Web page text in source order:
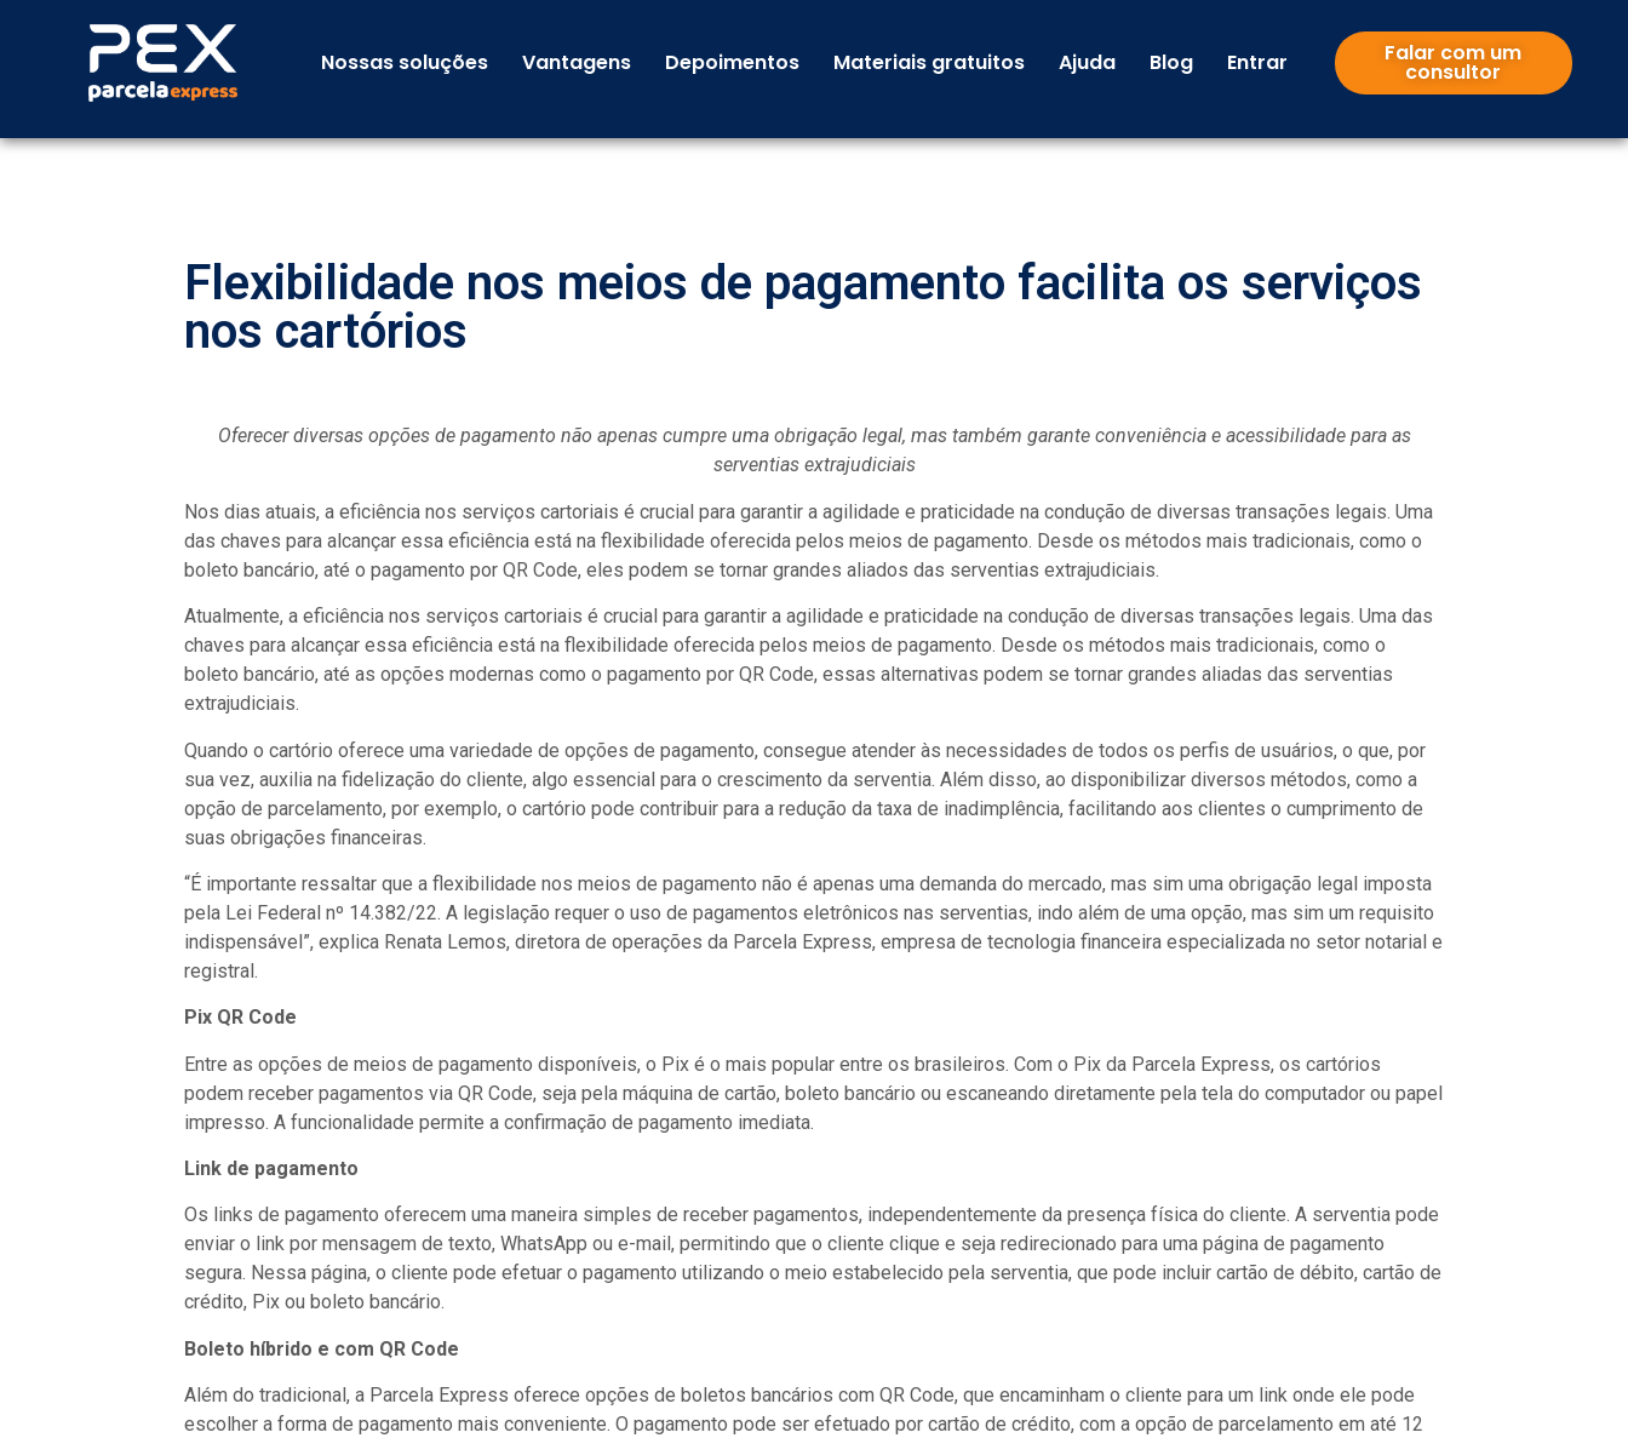
Nossas soluções Vantagens Depoimentos Materiais gratuitos Ajuda Blog Entrar Falar com um
consultor
Flexibilidade nos meios de pagamento facilita os serviços
nos cartórios
Oferecer diversas opções de pagamento não apenas cumpre uma obrigação legal, mas também garante conveniência e acessibilidade para as
serventias extrajudiciais
Nos dias atuais, a eficiência nos serviços cartoriais é crucial para garantir a agilidade e praticidade na condução de diversas transações legais. Uma
das chaves para alcançar essa eficiência está na flexibilidade oferecida pelos meios de pagamento. Desde os métodos mais tradicionais, como o
boleto bancário, até o pagamento por QR Code, eles podem se tornar grandes aliados das serventias extrajudiciais.
Atualmente, a eficiência nos serviços cartoriais é crucial para garantir a agilidade e praticidade na condução de diversas transações legais. Uma das
chaves para alcançar essa eficiência está na flexibilidade oferecida pelos meios de pagamento. Desde os métodos mais tradicionais, como o
boleto bancário, até as opções modernas como o pagamento por QR Code, essas alternativas podem se tornar grandes aliadas das serventias
extrajudiciais.
Quando o cartório oferece uma variedade de opções de pagamento, consegue atender às necessidades de todos os perfis de usuários, o que, por
sua vez, auxilia na fidelização do cliente, algo essencial para o crescimento da serventia. Além disso, ao disponibilizar diversos métodos, como a
opção de parcelamento, por exemplo, o cartório pode contribuir para a redução da taxa de inadimplência, facilitando aos clientes o cumprimento de
suas obrigações financeiras.
“É importante ressaltar que a flexibilidade nos meios de pagamento não é apenas uma demanda do mercado, mas sim uma obrigação legal imposta
pela Lei Federal nº 14.382/22. A legislação requer o uso de pagamentos eletrônicos nas serventias, indo além de uma opção, mas sim um requisito
indispensável”, explica Renata Lemos, diretora de operações da Parcela Express, empresa de tecnologia financeira especializada no setor notarial e
registral.
Pix QR Code
Entre as opções de meios de pagamento disponíveis, o Pix é o mais popular entre os brasileiros. Com o Pix da Parcela Express, os cartórios
podem receber pagamentos via QR Code, seja pela máquina de cartão, boleto bancário ou escaneando diretamente pela tela do computador ou papel
impresso. A funcionalidade permite a confirmação de pagamento imediata.
Link de pagamento
Os links de pagamento oferecem uma maneira simples de receber pagamentos, independentemente da presença física do cliente. A serventia pode
enviar o link por mensagem de texto, WhatsApp ou e-mail, permitindo que o cliente clique e seja redirecionado para uma página de pagamento
segura. Nessa página, o cliente pode efetuar o pagamento utilizando o meio estabelecido pela serventia, que pode incluir cartão de débito, cartão de
crédito, Pix ou boleto bancário.
Boleto híbrido e com QR Code
Além do tradicional, a Parcela Express oferece opções de boletos bancários com QR Code, que encaminham o cliente para um link onde ele pode
escolher a forma de pagamento mais conveniente. O pagamento pode ser efetuado por cartão de crédito, com a opção de parcelamento em até 12